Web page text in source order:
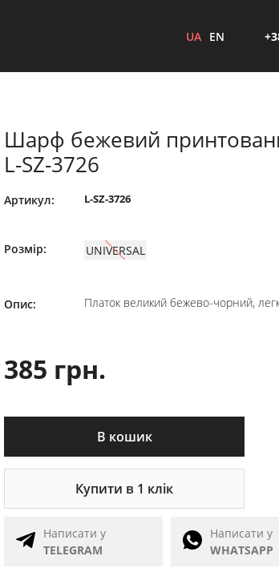
UA EN
Шарф бежевий
L-SZ-3726
Артикул: L-SZ-3726
Розмір: UNIVERSAL
Опис: Платок великий бежево-чорний,
385 грн.
В кошик
Купити в 1 клік
Написати у
TELEGRAM
Написати у
WHATSAPP